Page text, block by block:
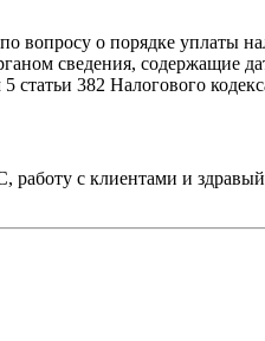
вопросу о порядке уплаты
сведения, содержащие
статьи 382 Налогового
с клиентами и